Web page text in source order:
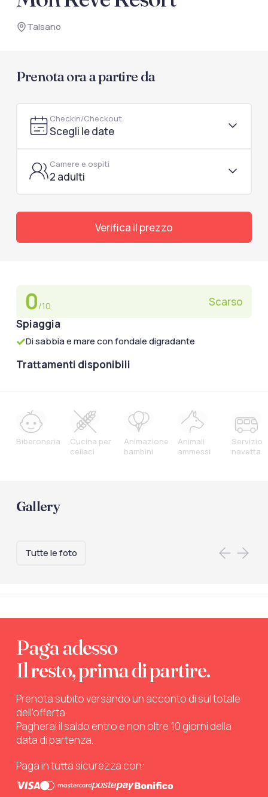
documenti di viaggio.
Talsano
Prenota ora a partire da
Checkin/Checkout
Scegli le date
Camere e ospiti
2 adulti
Verifica il prezzo
0/10
Scarso
Spiaggia
Di sabbia e mare con fondale digradante
Trattamenti disponibili
Biberoneria
Cucina per
celiaci
Animazione
bambini
Animali
ammessi
Servizio
navetta
Gallery
Tutte le foto
Paga adesso
Il resto, prima di partire.
Prenota subito versando un acconto di sul totale
dell’offerta.
Pagherai il saldo entro e non oltre 10 giorni della
data di partenza.
Paga in tutta sicurezza con: